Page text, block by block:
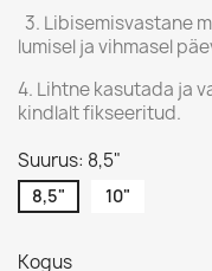
3. Libisemisvastane
lumisel ja vihmasel
4. Lihtne kasutada ja
kindlalt fikseeritud.
Suurus: 8,5"
8,5" 10"
Kogus